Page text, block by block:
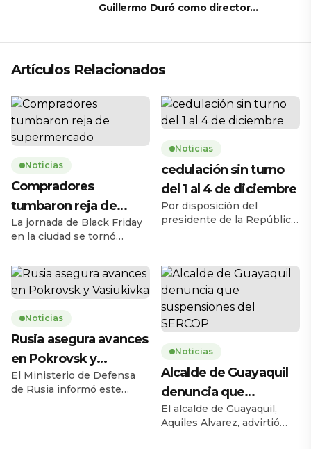
Guillermo Duró como director
Artículos Relacionados
Noticias
Compradores
tumbaron reja de
supermercado
La jornada de Black Friday
en la ciudad se tornó
jueves 27 de noviembre,
cuando una multitud de
personas tumbó la reja de
en la avenida Carlos Julio
Arosemena, en el norte de
la ciudad. El hecho ocurrió
a las 08h17, 43 minutos
antes de la apertura […]
Noticias
cedulación sin turno
del 1 al 4 de diciembre
Por disposición del
presidente de la República,
cedulación sin turno entre
el lunes 1 y el jueves 4 de
diciembre de 2025, en
horario de 08h00 a 17h00,
en 193 agencias a escala
nacional. La medida busca
ampliar la capacidad
operativa y facilitar […]
Noticias
Rusia asegura avances
en Pokrovsk y
Vasiukivka
El Ministerio de Defensa
de Rusia informó este
Noticias
Alcalde de Guayaquil
denuncia que
suspensiones del
SERCOP
El alcalde de Guayaquil,
Aquiles Alvarez, advirtió